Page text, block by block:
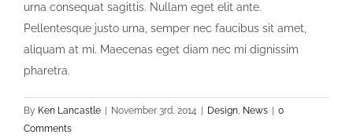
urna consequat sagittis. Nullam eget elit ante.
Pellentesque justo urna, semper nec faucibus sit amet,
aliquam at mi. Maecenas eget diam nec mi dignissim
pharetra.
By Ken Lancastle November 3rd, 2014 Design, News
0
Comments